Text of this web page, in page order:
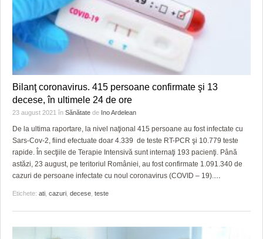
Bilanţ coronavirus. 415 persoane confirmate şi 13
decese, în ultimele 24 de ore
23 august 2021 în Sănătate de Ino Ardelean
De la ultima raportare, la nivel naţional 415 persoane au fost infectate cu
Sars-Cov-2, fiind efectuate doar 4.339 de teste RT-PCR şi 10.779 teste
rapide. În secţiile de Terapie Intensivă sunt internaţi 193 pacienţi. Până
astăzi, 23 august, pe teritoriul României, au fost confirmate 1.091.340 de
cazuri de persoane infectate cu noul coronavirus (COVID – 19).…
Etichete: ati cazuri decese teste